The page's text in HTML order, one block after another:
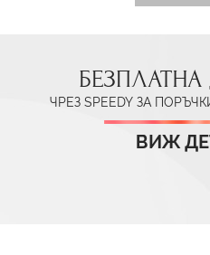
ЧРЕЗ SPEEDY ЗА
ВИЖ